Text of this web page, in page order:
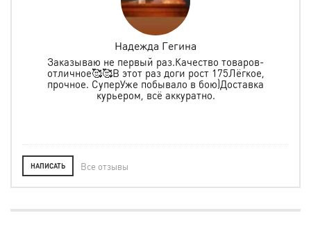
Надежда Гегина
Заказываю не первый раз.Качество товаров-
отличное🥰🥰В этот раз доги рост 175Лёгкое,
прочное. СуперУже побывало в бою)Доставка
курьером, всё аккуратно.
НАПИСАТЬ Все отзывы